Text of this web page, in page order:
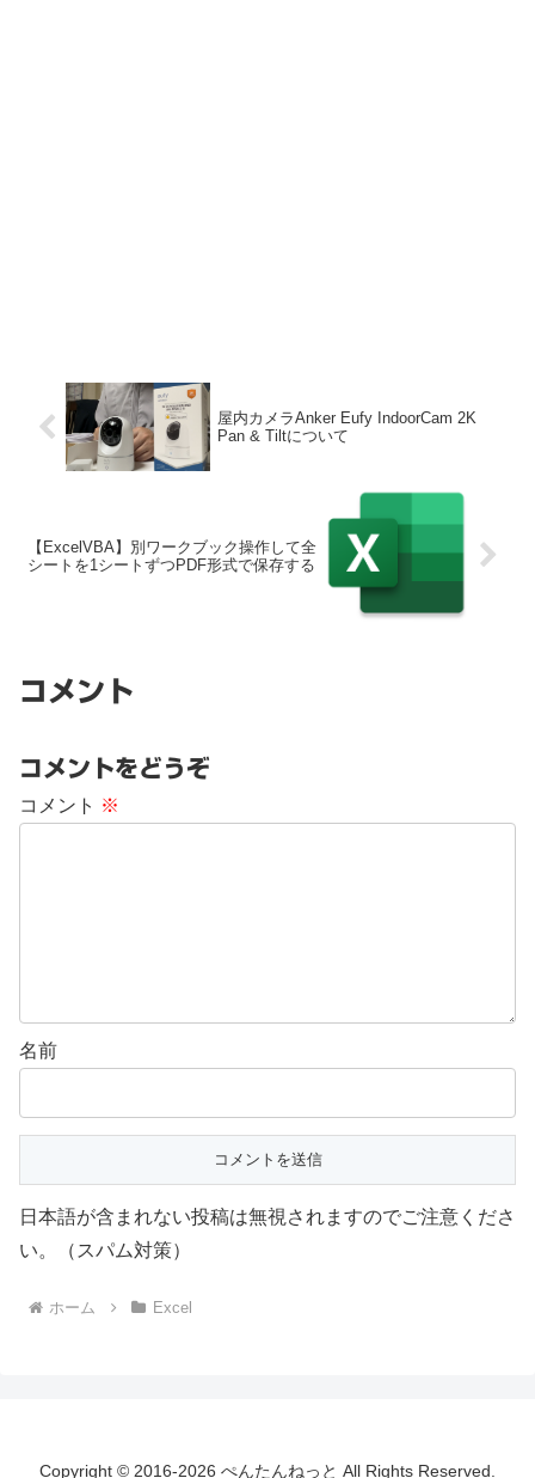
屋内カメラAnker Eufy IndoorCam 2K
Pan & Tiltについて
【ExcelVBA】別ワークブック操作して全
シートを1シートずつPDF形式で保存する
コメント
コメントをどうぞ
コメント ※
名前
日本語が含まれない投稿は無視されますのでご注意くださ
い。（スパム対策）
ホーム Excel
Copyright © 2016-2026 ぺんたんねっと All Rights Reserved.